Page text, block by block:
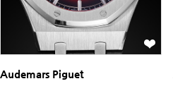
Audemars Piguet